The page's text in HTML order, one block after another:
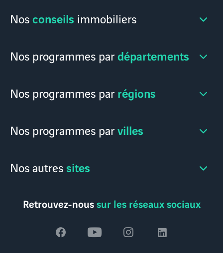
Nosconseils immobiliers
Nos programmes pardépartements
Nos programmes par régions
Nos programmes parvilles
Nos autressites
Retrouvez-noussur les réseaux sociaux
Voir
Voir
Voir
Voir